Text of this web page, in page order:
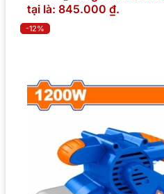
tại là: 845.000 ₫.
-12%